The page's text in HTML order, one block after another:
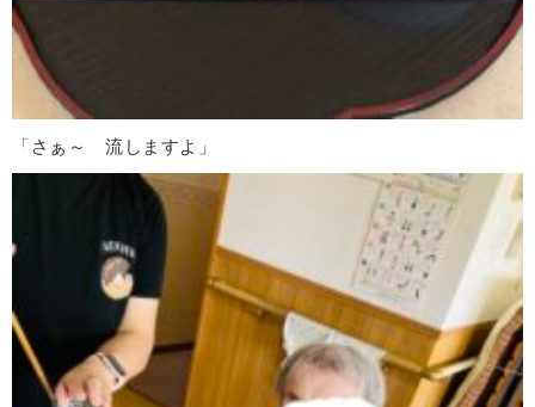
「さぁ～ 流しますよ」